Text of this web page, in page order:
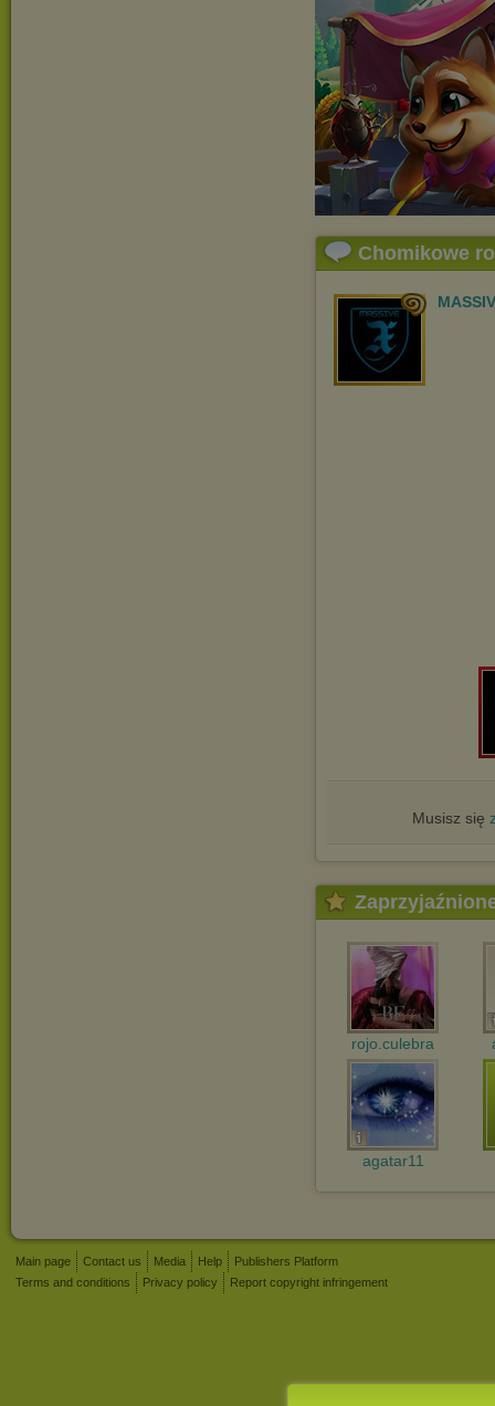
Chomikowe
Musisz się
rojo.culebra
agatar11
Main page Contact us Media Help
Publishers Platform
Terms and conditions
Privacy policy Report copyright infringement